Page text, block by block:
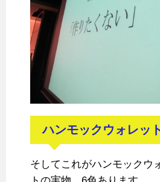
ハンモックウォレッ
そしてこれがハンモックウ